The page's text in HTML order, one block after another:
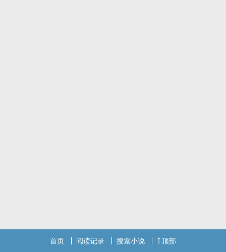
首页 阅读记录 搜索小说 顶部